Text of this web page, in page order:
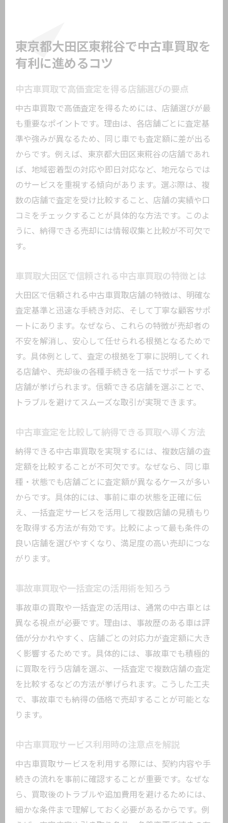
事故車買取や一括査定の活用術を知ろう
中古車買取サービス利用時の注意点を解
説
大田区の中古車販売店での買取成功体験
を紹介
高価査定を狙うなら中古車買取の流れを知ろ
う
中古車買取の基本的な流れとポイント解
説
買取相場を把握して高価査定を目指すコ
ツ
中古車買取で必要な書類や手続きの注意
点
中古車査定時に押さえたい高評価の条件
事故車の買取も安心できる中古車買取の選び
方
事故車買取に強い中古車買取業者の選び
方
中古車買取で事故車も納得価格を狙うコ
ツ
方法
事故車買取の流れと必要な手続きの詳細
中古車買取サービスで事故車にも安心の
理由
大田区の事故車買取実例から学ぶ選択基
準
中古車買取で満足度が高い手続きを叶える方
法
車買取サービス利用時に満足度が高い理
中古車買取でトラブルを防ぐためのポイ
ント
大田区で選ばれる中古車買取店舗の特徴
手続き簡単な中古車買取業者の見極め方
査定価格が上がるタイミングと売却のポイン
中古車買取で査定が上がる時期はいつか
クルマの買取時期と高価査定の関係を解
説
中古車の買取価格が高騰する理由とは
車買取大田区で売却タイミングを見極め
東京都大田区東糀谷で中古車買取を
有利に進めるコツ
中古車買取で高価査定を得る店舗選びの要点
中古車買取で高価査定を得るためには、店舗選びが最
も重要なポイントです。理由は、各店舗ごとに査定基
準や強みが異なるため、同じ車でも査定額に差が出る
からです。例えば、東京都大田区東糀谷の店舗であれ
ば、地域密着型の対応や即日対応など、地元ならでは
のサービスを重視する傾向があります。選ぶ際は、複
数の店舗で査定を受け比較すること、店舗の実績や口
コミをチェックすることが具体的な方法です。このよ
うに、納得できる売却には情報収集と比較が不可欠で
す。
車買取大田区で信頼される中古車買取の特徴とは
大田区で信頼される中古車買取店舗の特徴は、明確な
査定基準と迅速な手続き対応、そして丁寧な顧客サポ
ートにあります。なぜなら、これらの特徴が売却者の
不安を解消し、安心して任せられる根拠となるためで
す。具体例として、査定の根拠を丁寧に説明してくれ
る店舗や、売却後の各種手続きを一括でサポートする
店舗が挙げられます。信頼できる店舗を選ぶことで、
トラブルを避けてスムーズな取引が実現できます。
中古車査定を比較して納得できる買取へ導く方法
納得できる中古車買取を実現するには、複数店舗の査
定額を比較することが不可欠です。なぜなら、同じ車
種・状態でも店舗ごとに査定額が異なるケースが多い
からです。具体的には、事前に車の状態を正確に伝
え、一括査定サービスを活用して複数店舗の見積もり
を取得する方法が有効です。比較によって最も条件の
良い店舗を選びやすくなり、満足度の高い売却につな
がります。
事故車買取や一括査定の活用術を知ろう
事故車の買取や一括査定の活用は、通常の中古車とは
異なる視点が必要です。理由は、事故歴のある車は評
価が分かれやすく、店舗ごとの対応力が査定額に大き
く影響するためです。具体的には、事故車でも積極的
に買取を行う店舗を選ぶ、一括査定で複数店舗の査定
を比較するなどの方法が挙げられます。こうした工夫
で、事故車でも納得の価格で売却することが可能とな
ります。
中古車買取サービス利用時の注意点を解説
中古車買取サービスを利用する際には、契約内容や手
続きの流れを事前に確認することが重要です。なぜな
ら、買取後のトラブルや追加費用を避けるためには、
細かな条件まで理解しておく必要があるからです。例